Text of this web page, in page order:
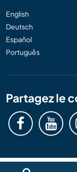
English
Deutsch
Español
Português
Partagez le